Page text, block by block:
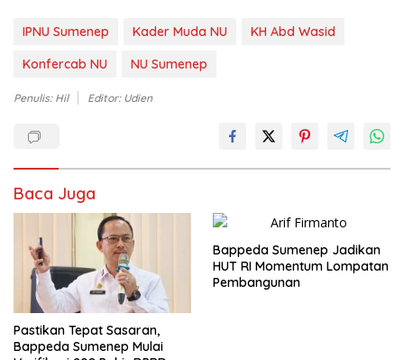
IPNU Sumenep Kader Muda NU
KH Abd Wasid
Konfercab NU
NU Sumenep
Penulis: Hil Editor: Udien
Baca Juga
Pastikan Tepat Sasaran,
Bappeda Sumenep Mulai
Bappeda Sumenep Jadikan
HUT RI Momentum Lompatan
Pembangunan